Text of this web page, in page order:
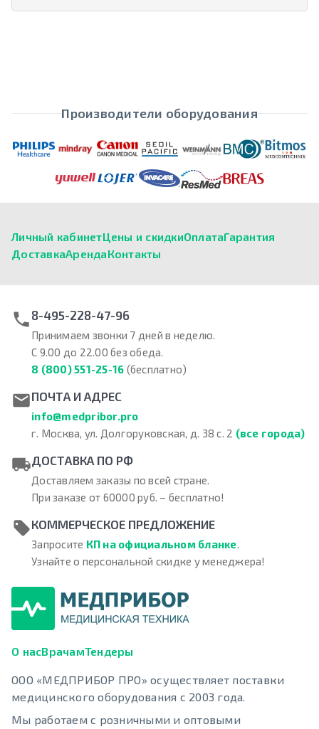
Производители оборудования
Личный кабинетЦены и скидкиОплатаГарантия
ДоставкаАрендаКонтакты
8-495-228-47-96
Принимаем звонки 7 дней в неделю.
С 9.00 до 22.00 без обеда.
8 (800) 551-25-16 (бесплатно)
ПОЧТА И АДРЕС
info@medpribor.pro
г. Москва, ул. Долгоруковская, д. 38 с. 2 (все города)
ДОСТАВКА ПО РФ
Доставляем заказы по всей стране.
При заказе от 60000 руб. – бесплатно!
КОММЕРЧЕСКОЕ ПРЕДЛОЖЕНИЕ
Запросите КП на официальном бланке.
Узнайте о персональной скидке у менеджера!
О насВрачамТендеры
ООО «МЕДПРИБОР ПРО» осуществляет поставки
медицинского оборудования с 2003 года.
Мы работаем с розничными и оптовыми